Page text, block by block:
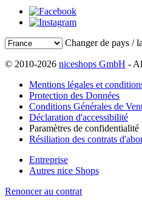
Changer de pays /
© 2010-2026 niceshops GmbH -
Mentions légales et
Protection des Données
Conditions Générales de
Déclaration d'accessibilité
Paramètres de confidentialité
Résiliation des contrats
Entreprise
Autres nice Shops
Renoncer au contrat